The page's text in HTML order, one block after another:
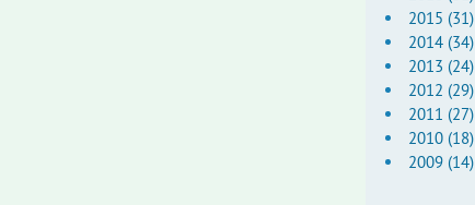
2015 (31)
2014 (34)
2013 (24)
2012 (29)
2011 (27)
2010 (18)
2009 (14)